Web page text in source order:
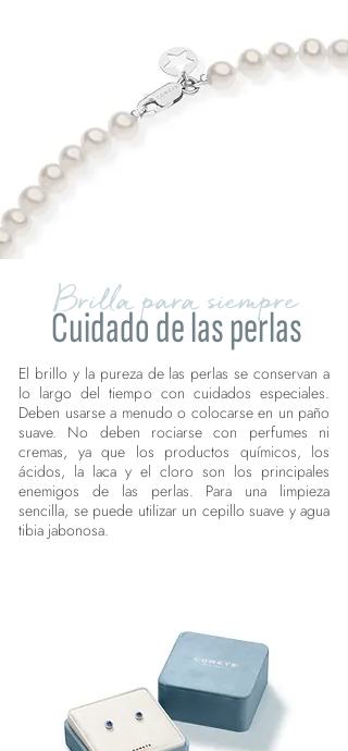
Brilla para siempre
Cuidado de las perlas
El brillo y la pureza de las perlas se conservan a
lo largo del tiempo con cuidados especiales.
Deben usarse a menudo o colocarse en un paño
suave. No deben rociarse con perfumes ni
cremas, ya que los productos químicos, los
ácidos, la laca y el cloro son los principales
enemigos de las perlas. Para una limpieza
sencilla, se puede utilizar un cepillo suave y agua
tibia jabonosa.